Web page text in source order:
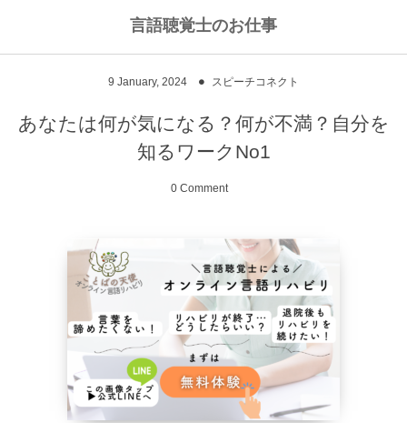
言語聴覚士のお仕事
9 January, 2024 スピーチコネクト
あなたは何が気になる？何が不満？自分を
知るワークNo1
0 Comment
脳に何かがあったとき
NPO法人Reジョブ大阪